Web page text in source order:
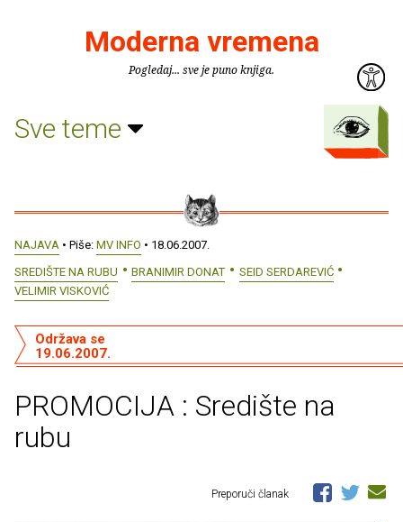
Moderna vremena
Pogledaj... sve je puno knjiga.
Sve teme
NAJAVA • Piše: MV INFO • 18.06.2007.
SREDIŠTE NA RUBU
BRANIMIR DONAT
SEID SERDAREVIĆ
VELIMIR VISKOVIĆ
PROMOCIJA : Središte na
rubu
Održava se
19.06.2007.
Preporuči članak